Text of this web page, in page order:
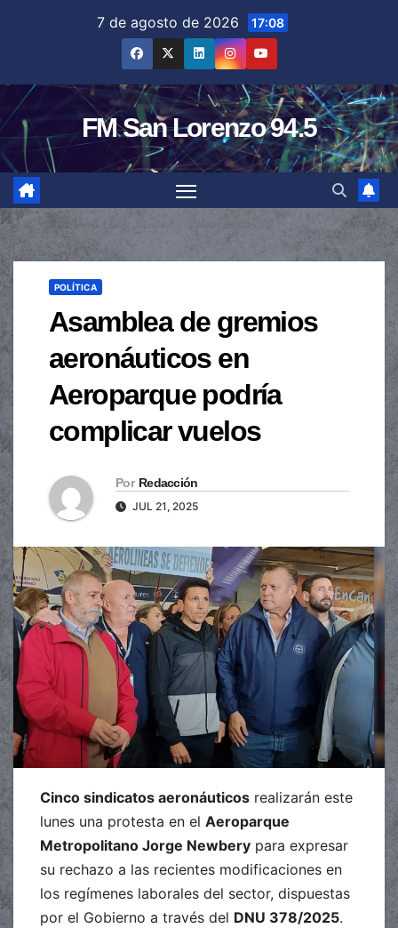
7 de agosto de 2026 17:08
FM San Lorenzo 94.5
POLÍTICA
Asamblea de gremios
aeronáuticos en
Aeroparque podría
complicar vuelos
Por Redacción
JUL 21, 2025
Cinco sindicatos aeronáuticos realizarán este
lunes una protesta en el Aeroparque
Metropolitano Jorge Newbery para expresar
su rechazo a las recientes modificaciones en
los regímenes laborales del sector, dispuestas
por el Gobierno a través del DNU 378/2025.